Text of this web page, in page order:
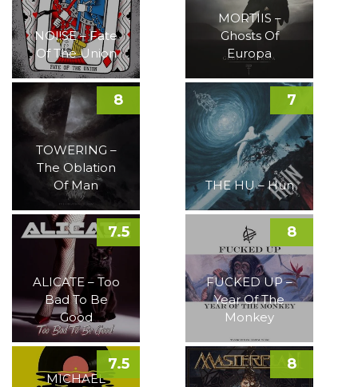
NOI!SE – Fate
Of The Union
MORTIIS –
Ghosts Of
Europa
TOWERING –
The Oblation
Of Man
8
THE HU – Hun
7
ALICATE – Too
Bad To Be
Good
7.5
FUCKED UP –
Year Of The
Monkey
8
MICHAEL
7.5 8